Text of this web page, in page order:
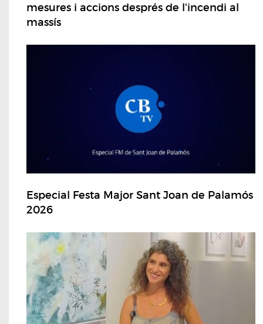
mesures i accions després de l'incendi al
massís
Especial Festa Major Sant Joan de Palamós
2026